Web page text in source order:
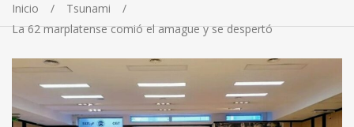
Inicio
Tsunami
La 62 marplatense comió el amague y se despertó